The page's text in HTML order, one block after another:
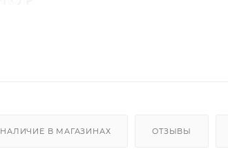
НАЛИЧИЕ В МАГАЗИНАХ ОТЗЫВЫ